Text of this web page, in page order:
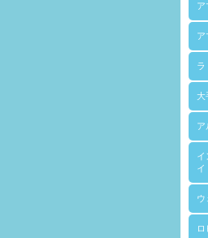
ア
ラ
大
ア
イ
ウ